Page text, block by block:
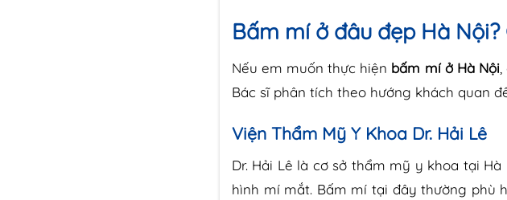
Bấm mí ở đâu đẹp Hà
Nếu em muốn thực hiện bấm mí ở Hà Nội,
Bác sĩ phân tích theo hướng khách quan
Viện Thẩm Mỹ Y Khoa Dr. Hải Lê
Dr. Hải Lê là cơ sở thẩm mỹ y khoa tại
hình mí mắt. Bấm mí tại đây thường phù